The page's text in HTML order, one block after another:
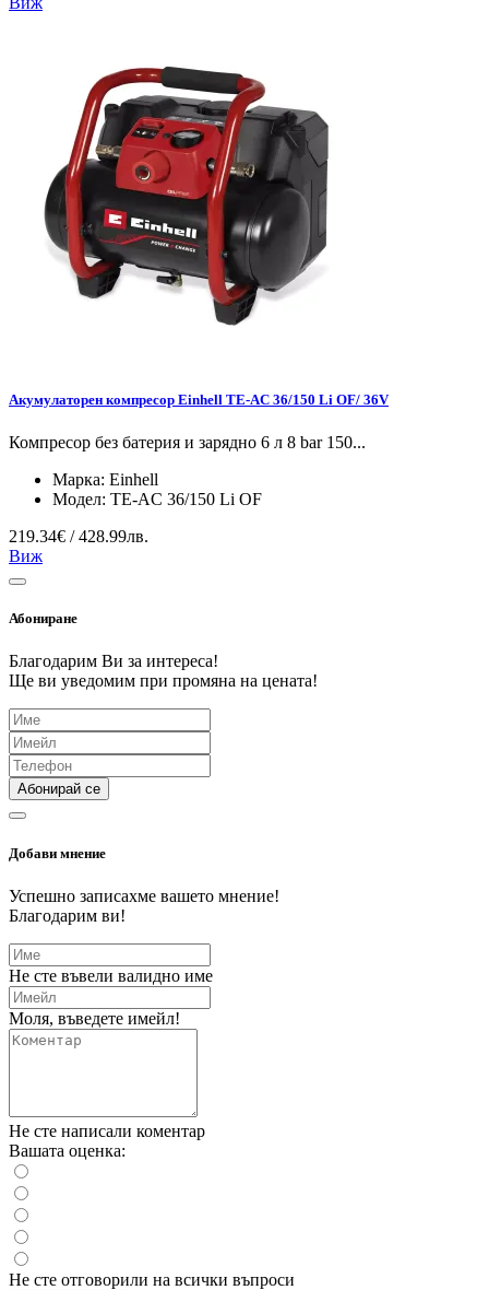
Акумулаторен компресор Einhell TE-AC 36/150 Li OF/ 36V
Компресор без батерия и зарядно 6 л 8 bar 150...
Марка: Einhell
Модел: TE-AC 36/150 Li OF
219.34€ / 428.99лв.
Виж
Абониране
Благодарим Ви за интереса!
Ще ви уведомим при промяна на цената!
Абонирай се
Добави мнение
Успешно записахме вашето мнение!
Благодарим ви!
Не сте въвели валидно име
Моля, въведете имейл!
Не сте написали коментар
Вашата оценка:
Не сте отговорили на всички въпроси